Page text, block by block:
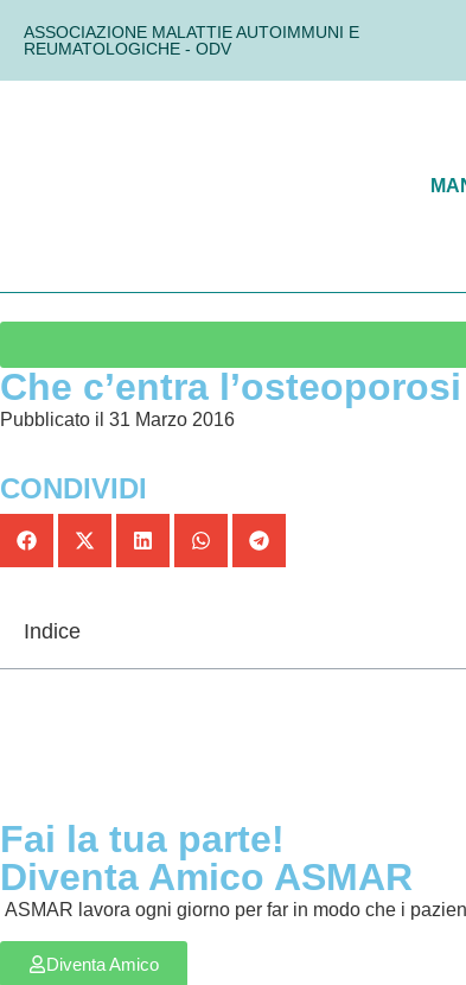
ASSOCIAZIONE MALATTIE AUTOIMMUNI E
REUMATOLOGICHE - ODV
Che c’entra
Pubblicato il 31 Marzo 2016
CONDIVIDI
Indice
Fai la tua parte!
Diventa Amico ASMAR
ASMAR lavora ogni giorno per far in modo che i
Diventa Amico